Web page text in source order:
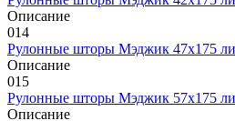
Описание
014
Рулонные шторы Мэджик 47х175
Описание
015
Рулонные шторы Мэджик 57х175
Описание